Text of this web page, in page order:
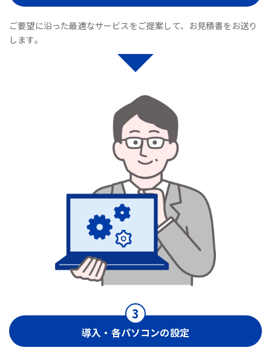
ご要望に沿った最適なサービスをご提案して、お見積書をお送り
します。
導入・各パソコンの設定